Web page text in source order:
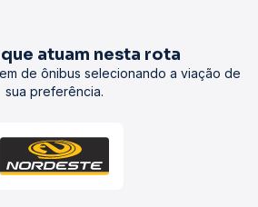
atuam nesta rota
de ônibus selecionando a viação de
sua preferência.